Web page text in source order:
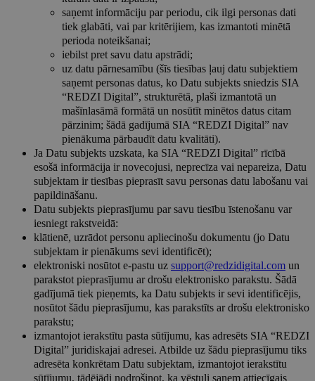
saņemt informāciju par periodu, cik ilgi personas dati
tiek glabāti, vai par kritērijiem, kas izmantoti minētā
perioda noteikšanai;
iebilst pret savu datu apstrādi;
uz datu pārnesamību (šīs tiesības ļauj datu subjektiem
saņemt personas datus, ko Datu subjekts sniedzis SIA
“REDZI Digital”, strukturētā, plaši izmantotā un
mašīnlasāmā formātā un nosūtīt minētos datus citam
pārzinim; šādā gadījumā SIA “REDZI Digital” nav
pienākuma pārbaudīt datu kvalitāti).
Ja Datu subjekts uzskata, ka SIA “REDZI Digital” rīcībā
esošā informācija ir novecojusi, neprecīza vai nepareiza, Datu
subjektam ir tiesības pieprasīt savu personas datu labošanu vai
papildināšanu.
Datu subjekts pieprasījumu par savu tiesību īstenošanu var
iesniegt rakstveidā:
klātienē, uzrādot personu apliecinošu dokumentu (jo Datu
subjektam ir pienākums sevi identificēt);
elektroniski nosūtot e-pastu uz support@redzidigital.com un
parakstot pieprasījumu ar drošu elektronisko parakstu. Šādā
gadījumā tiek pieņemts, ka Datu subjekts ir sevi identificējis,
nosūtot šādu pieprasījumu, kas parakstīts ar drošu elektronisko
parakstu;
izmantojot ierakstītu pasta sūtījumu, kas adresēts SIA “REDZI
Digital” juridiskajai adresei. Atbilde uz šādu pieprasījumu tiks
adresēta konkrētam Datu subjektam, izmantojot ierakstītu
sūtījumu, tādējādi nodrošinot, ka vēstuli saņem attiecīgais